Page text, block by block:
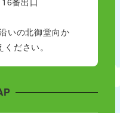
いの北御堂向か
ださい。